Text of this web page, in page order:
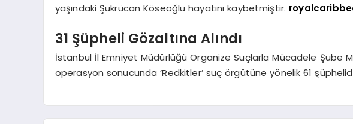
yaşındaki Şükrücan Köseoğlu hayatını kaybetmiştir.
31 Şüpheli Gözaltına Alındı
İstanbul İl Emniyet Müdürlüğü Organize Suçlarla Mücadele Şube
operasyon sonucunda ‘Redkitler’ suç örgütüne yönelik 61